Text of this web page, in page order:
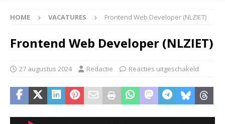
HOME VACATURES Frontend Web Developer (NLZIET)
Frontend Web Developer (NLZIET)
27 augustus 2024 Redactie Reacties uitgeschakeld